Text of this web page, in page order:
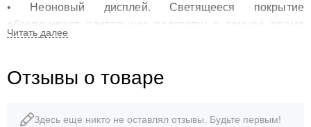
• Неоновый дисплей. Светящееся покрытие
обеспечивает длительную подсветку в темное время
суток после короткого воздействия света.
времени в основных городах и конкретных областях
• Дисплей даты и дня недели. На дисплее
Отзывы о товаре
Здесь еще никто не оставлял отзывы. Будьте первым!